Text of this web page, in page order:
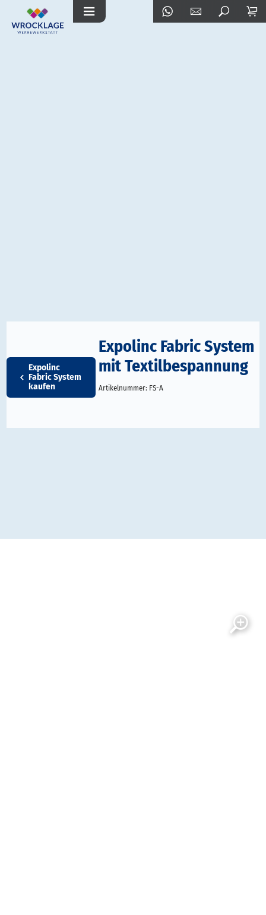
Expolinc
Fabric System
kaufen
Expolinc Fabric System
mit Textilbespannung
Artikelnummer: FS-A